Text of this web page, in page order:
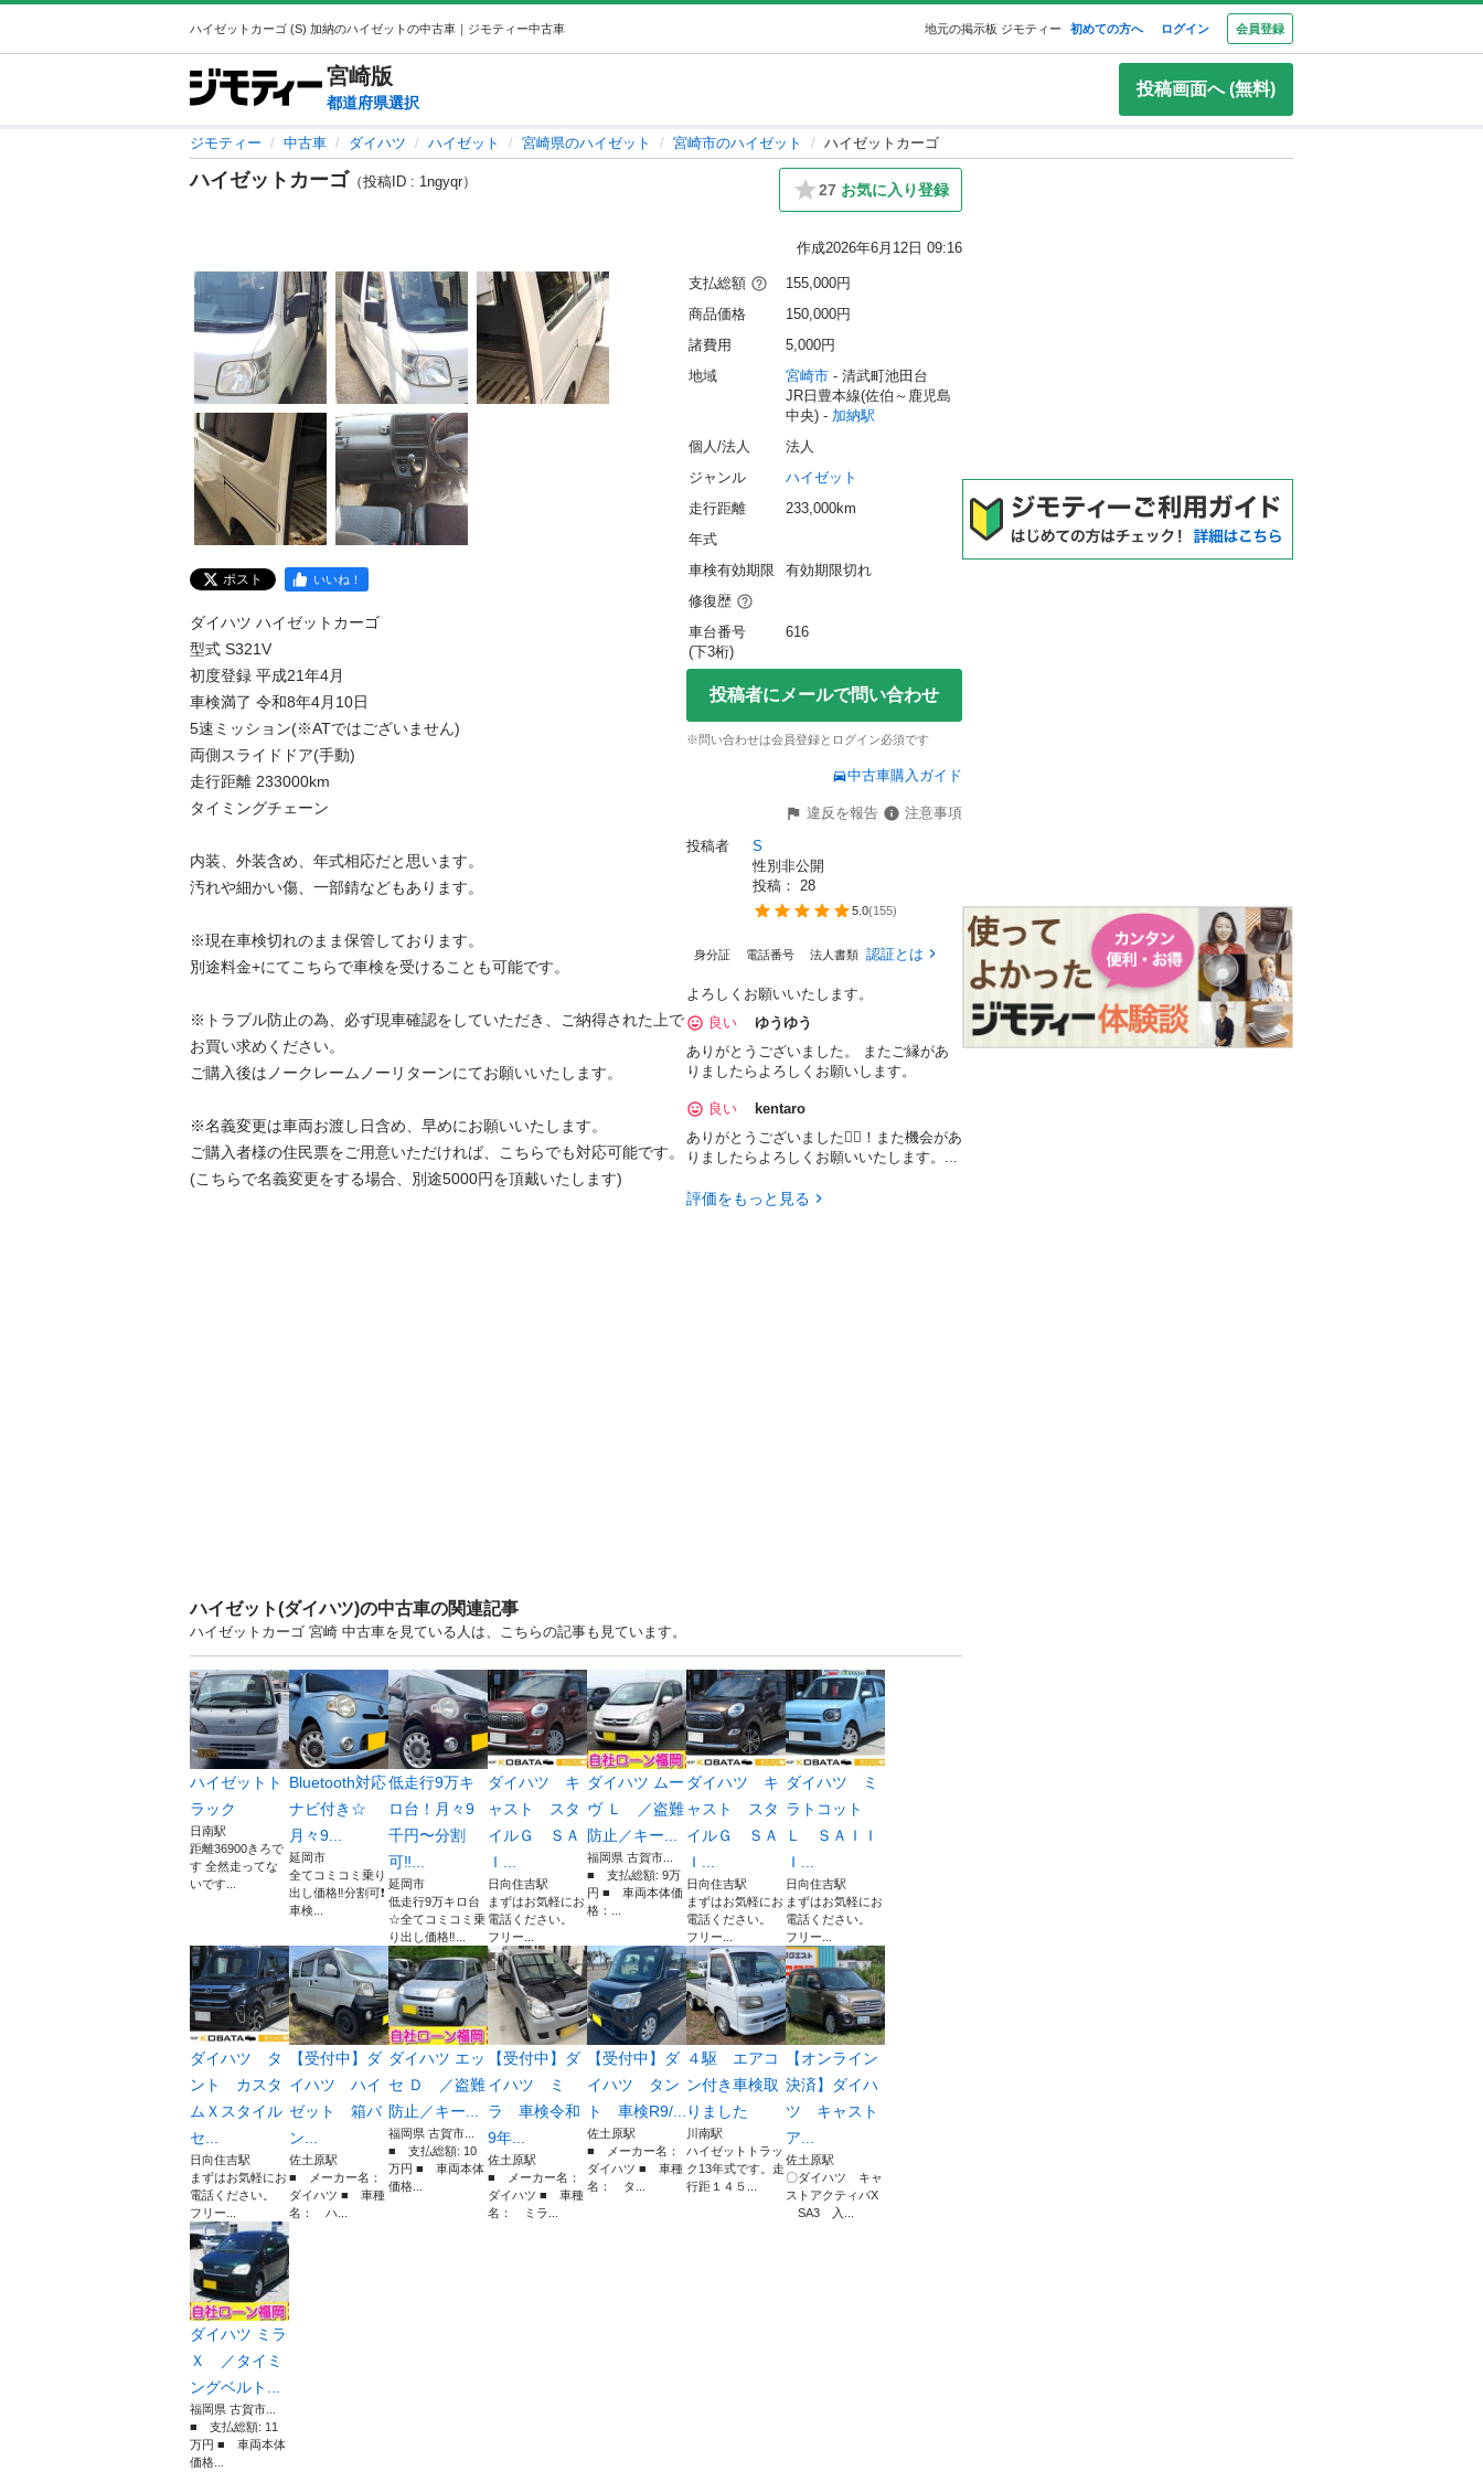
ハイゼットカーゴ (S) 加納のハイゼットの中古車｜ジモティー中古車 地元の掲示板 ジモティー 初めての方へ ログイン 会員登録
宮崎版
都道府県選択
投稿画面へ (無料)
ジモティー 中古車 ダイハツ ハイゼット 宮崎県のハイゼット 宮崎市のハイゼット ハイゼットカーゴ
ハイゼットカーゴ （投稿ID : 1ngyqr） 27 お気に入り登録
作成2026年6月12日 09:16
ポスト いいね！
ダイハツ ハイゼットカーゴ
型式 S321V
初度登録 平成21年4月
車検満了 令和8年4月10日
5速ミッション(※ATではございません)
両側スライドドア(手動)
走行距離 233000km
タイミングチェーン
内装、外装含め、年式相応だと思います。
汚れや細かい傷、一部錆などもあります。
※現在車検切れのまま保管しております。
別途料金+にてこちらで車検を受けることも可能です。
※トラブル防止の為、必ず現車確認をしていただき、ご納得された上で
お買い求めください。
ご購入後はノークレームノーリターンにてお願いいたします。
※名義変更は車両お渡し日含め、早めにお願いいたします。
ご購入者様の住民票をご用意いただければ、こちらでも対応可能です。
(こちらで名義変更をする場合、別途5000円を頂戴いたします)
支払総額
155,000円
商品価格
150,000円
諸費用
5,000円
地域
宮崎市 - 清武町池田台
JR日豊本線(佐伯～鹿児島
中央) - 加納駅
個人/法人
法人
ジャンル
ハイゼット
走行距離
233,000km
年式
車検有効期限
有効期限切れ
修復歴
車台番号
(下3桁)
616
投稿者にメールで問い合わせ
※問い合わせは会員登録とログイン必須です
中古車購入ガイド
違反を報告
注意事項
投稿者
S
性別非公開
投稿： 28
5.0(155)
身分証 電話番号 法人書類 認証とは
よろしくお願いいたします。
良い
ゆうゆう
ありがとうございました。 またご縁があ
りましたらよろしくお願いします。
良い
kentaro
ありがとうございました🙇‍♂️！また機会があ
りましたらよろしくお願いいたします。...
評価をもっと見る
ハイゼット(ダイハツ)の中古車の関連記事
ハイゼットカーゴ 宮崎 中古車を見ている人は、こちらの記事も見ています。
ハイゼットト
ラック
日南駅
距離36900きろで
す 全然走ってな
いです...
Bluetooth対応
ナビ付き☆
月々9...
延岡市
全てコミコミ乗り
出し価格‼️分割可❗️
車検...
低走行9万キ
ロ台！月々9
千円〜分割
可‼...
延岡市
低走行9万キロ台
☆全てコミコミ乗
り出し価格‼...
ダイハツ キ
ャスト スタ
イルＧ ＳＡ
Ｉ...
日向住吉駅
まずはお気軽にお
電話ください。
フリー...
ダイハツ ムー
ヴ Ｌ ／盗難
防止／キー...
福岡県 古賀市...
■ 支払総額: 9万
円 ■ 車両本体価
格：...
ダイハツ キ
ャスト スタ
イルＧ ＳＡ
Ｉ...
日向住吉駅
まずはお気軽にお
電話ください。
フリー...
ダイハツ ミ
ラトコット
Ｌ ＳＡＩＩ
Ｉ...
日向住吉駅
まずはお気軽にお
電話ください。
フリー...
ダイハツ タ
ント カスタ
ムＸスタイル
セ...
日向住吉駅
まずはお気軽にお
電話ください。
フリー...
【受付中】ダ
イハツ ハイ
ゼット 箱バ
ン...
佐土原駅
■ メーカー名：
ダイハツ ■ 車種
名： ハ...
ダイハツ エッ
セ Ｄ ／盗難
防止／キー...
福岡県 古賀市...
■ 支払総額: 10
万円 ■ 車両本体
価格...
【受付中】ダ
イハツ ミ
ラ 車検令和
9年...
佐土原駅
■ メーカー名：
ダイハツ ■ 車種
名： ミラ...
【受付中】ダ
イハツ タン
ト 車検R9/...
佐土原駅
■ メーカー名：
ダイハツ ■ 車種
名： タ...
４駆 エアコ
ン付き車検取
りました
川南駅
ハイゼットトラッ
ク13年式です。走
行距１４５...
【オンライン
決済】ダイハ
ツ キャスト
ア...
佐土原駅
〇ダイハツ キャ
ストアクティバX
SA3 入...
ダイハツ ミラ
Ｘ ／タイミ
ングベルト...
福岡県 古賀市...
■ 支払総額: 11
万円 ■ 車両本体
価格...